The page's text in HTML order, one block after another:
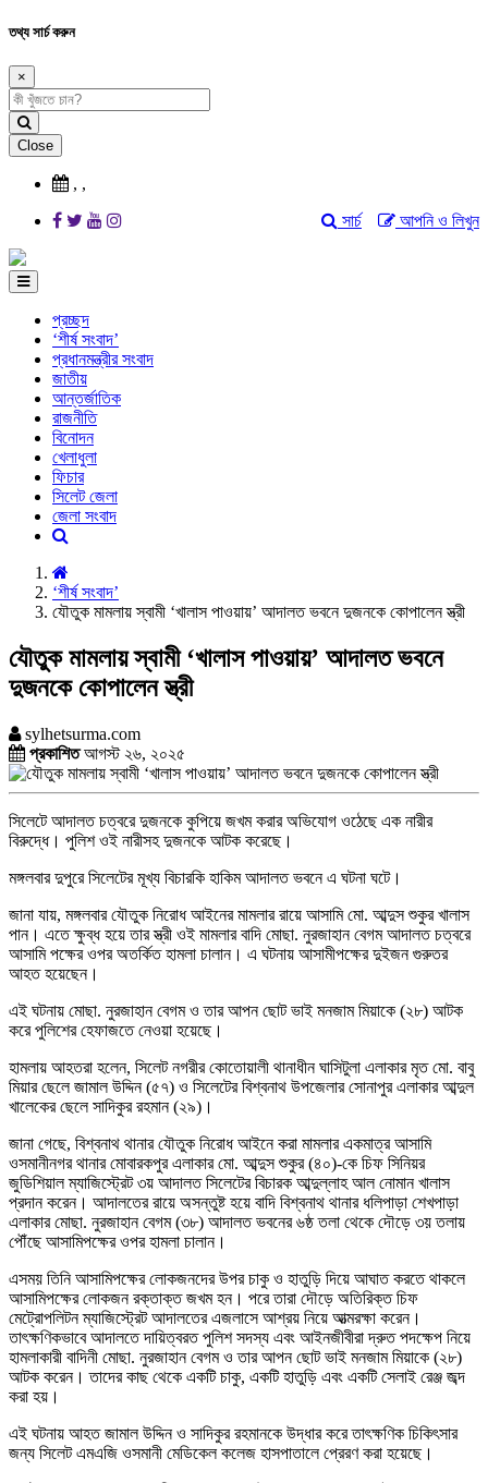
তথ্য সার্চ করুন
×
Close
, ,
আপনি ও লিখুন
সার্চ
প্রচ্ছদ
‘শীর্ষ সংবাদ’
প্রধানমন্ত্রীর সংবাদ
জাতীয়
আন্তর্জাতিক
রাজনীতি
বিনোদন
খেলাধুলা
ফিচার
সিলেট জেলা
জেলা সংবাদ
‘শীর্ষ সংবাদ’
যৌতুক মামলায় স্বামী ‘খালাস পাওয়ায়’ আদালত ভবনে দুজনকে কোপালেন স্ত্রী
যৌতুক মামলায় স্বামী ‘খালাস পাওয়ায়’ আদালত ভবনে
দুজনকে কোপালেন স্ত্রী
sylhetsurma.com
প্রকাশিতআগস্ট ২৬, ২০২৫
সিলেটে আদালত চত্বরে দুজনকে কুপিয়ে জখম করার অভিযোগ ওঠেছে এক নারীর
বিরুদ্ধে। পুলিশ ওই নারীসহ দুজনকে আটক করেছে।
মঙ্গলবার দুপুরে সিলেটের মূখ্য বিচারকি হাকিম আদালত ভবনে এ ঘটনা ঘটে।
জানা যায়, মঙ্গলবার যৌতুক নিরোধ আইনের মামলার রায়ে আসামি মো. আব্দুস শুকুর খালাস
পান। এতে ক্ষুব্ধ হয়ে তার স্ত্রী ওই মামলার বাদি মোছা. নুরজাহান বেগম আদালত চত্বরে
আসামি পক্ষের ওপর অতর্কিত হামলা চালান। এ ঘটনায় আসামীপক্ষের দুইজন গুরুতর
আহত হয়েছেন।
এই ঘটনায় মোছা. নুরজাহান বেগম ও তার আপন ছোট ভাই মনজাম মিয়াকে (২৮) আটক
করে পুলিশের হেফাজতে নেওয়া হয়েছে।
হামলায় আহতরা হলেন, সিলেট নগরীর কোতোয়ালী থানাধীন ঘাসিটুলা এলাকার মৃত মো. বাবু
মিয়ার ছেলে জামাল উদ্দিন (৫৭) ও সিলেটের বিশ্বনাথ উপজেলার সোনাপুর এলাকার আব্দুল
খালেকের ছেলে সাদিকুর রহমান (২৯)।
জানা গেছে, বিশ্বনাথ থানার যৌতুক নিরোধ আইনে করা মামলার একমাত্র আসামি
ওসমানীনগর থানার মোবারকপুর এলাকার মো. আব্দুস শুকুর (৪০)-কে চিফ সিনিয়র
জুডিশিয়াল ম্যাজিস্ট্রেট ৩য় আদালত সিলেটের বিচারক আব্দুল্লাহ আল নোমান খালাস
প্রদান করেন। আদালতের রায়ে অসন্তুষ্ট হয়ে বাদি বিশ্বনাথ থানার ধলিপাড়া শেখপাড়া
এলাকার মোছা. নুরজাহান বেগম (৩৮) আদালত ভবনের ৬ষ্ঠ তলা থেকে দৌড়ে ৩য় তলায়
পৌঁছে আসামিপক্ষের ওপর হামলা চালান।
এসময় তিনি আসামিপক্ষের লোকজনদের উপর চাকু ও হাতুড়ি দিয়ে আঘাত করতে থাকলে
আসামিপক্ষের লোকজন রক্তাক্ত জখম হন। পরে তারা দৌড়ে অতিরিক্ত চিফ
মেট্রোপলিটন ম্যাজিস্ট্রেট আদালতের এজলাসে আশ্রয় নিয়ে আত্মরক্ষা করেন।
তাৎক্ষণিকভাবে আদালতে দায়িত্বরত পুলিশ সদস্য এবং আইনজীবীরা দ্রুত পদক্ষেপ নিয়ে
হামলাকারী বাদিনী মোছা. নুরজাহান বেগম ও তার আপন ছোট ভাই মনজাম মিয়াকে (২৮)
আটক করেন। তাদের কাছ থেকে একটি চাকু, একটি হাতুড়ি এবং একটি সেলাই রেঞ্জ জব্দ
করা হয়।
এই ঘটনায় আহত জামাল উদ্দিন ও সাদিকুর রহমানকে উদ্ধার করে তাৎক্ষণিক চিকিৎসার
জন্য সিলেট এমএজি ওসমানী মেডিকেল কলেজ হাসপাতালে প্রেরণ করা হয়েছে।